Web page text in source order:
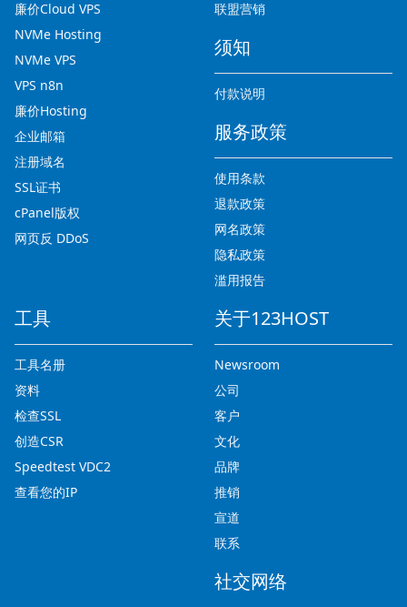
廉价Cloud VPS
NVMe Hosting
NVMe VPS
VPS n8n
廉价Hosting
企业邮箱
注册域名
SSL证书
cPanel版权
网页反 DDoS
联盟营销
须知
付款说明
服务政策
使用条款
退款政策
网名政策
隐私政策
滥用报告
工具
工具名册
资料
检查SSL
创造CSR
Speedtest VDC2
查看您的IP
关于123HOST
Newsroom
公司
客户
文化
品牌
推销
宣道
联系
社交网络